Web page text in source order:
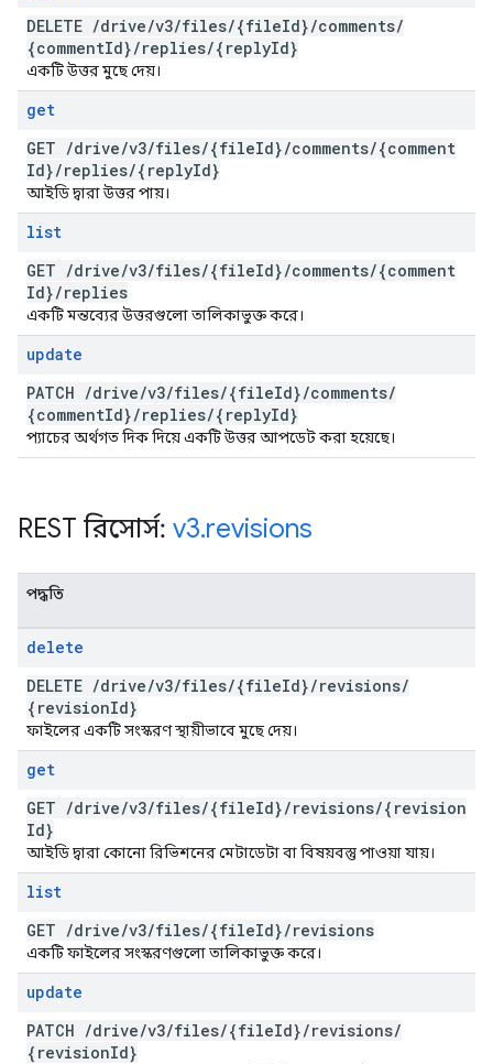
DELETE /drive/v3/files/{fileId}/comments/
{commentId}/replies/{replyId}
একটি উত্তর মুছে দেয়।
get
GET /drive/v3/files/{fileId}/comments/{comment
Id}/replies/{replyId}
আইডি দ্বারা উত্তর পায়।
list
GET /drive/v3/files/{fileId}/comments/{comment
Id}/replies
একটি মন্তব্যের উত্তরগুলো তালিকাভুক্ত করে।
update
PATCH /drive/v3/files/{fileId}/comments/
{commentId}/replies/{replyId}
প্যাচের অর্থগত দিক দিয়ে একটি উত্তর আপডেট করা হয়েছে।
REST রিসোর্স: v3.revisions
পদ্ধতি
delete
DELETE /drive/v3/files/{fileId}/revisions/
{revisionId}
ফাইলের একটি সংস্করণ স্থায়ীভাবে মুছে দেয়।
get
GET /drive/v3/files/{fileId}/revisions/{revision
Id}
আইডি দ্বারা কোনো রিভিশনের মেটাডেটা বা বিষয়বস্তু পাওয়া যায়।
list
GET /drive/v3/files/{fileId}/revisions
একটি ফাইলের সংস্করণগুলো তালিকাভুক্ত করে।
update
PATCH /drive/v3/files/{fileId}/revisions/
{revisionId}